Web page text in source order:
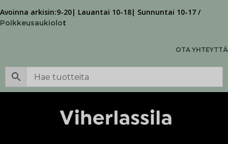
Avoinna arkisin:9-20| Lauantai 10-18| Sunnuntai 10-17 /
Poikkeusaukiolot
OTA YHTEYTTÄ